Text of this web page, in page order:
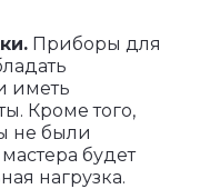
Приборы для
иметь
Кроме того,
не были
будет
нагрузка.